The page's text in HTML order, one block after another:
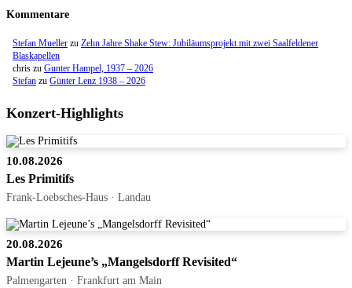
Kommentare
Stefan Mueller zu Zehn Jahre Shake Stew: Jubiläumsprojekt mit zwei Saalfeldener
Blaskapellen
chris zu Gunter Hampel, 1937 – 2026
Stefan zu Günter Lenz 1938 – 2026
Konzert-Highlights
10.08.2026
Les Primitifs
Frank-Loebsches-Haus · Landau
20.08.2026
Martin Lejeune’s „Mangelsdorff Revisited“
Palmengarten · Frankfurt am Main